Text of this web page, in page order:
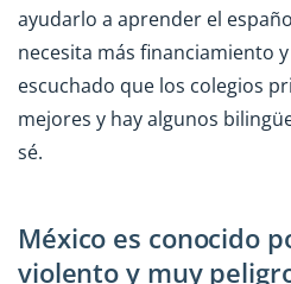
ayudarlo a aprender el
necesita más financiamiento
escuchado que los colegios
mejores y hay algunos
sé.
México es conocido
violento y muy